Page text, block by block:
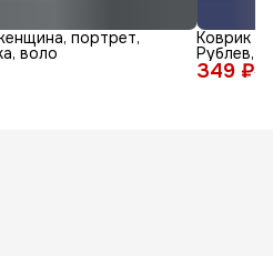
портрет,
воло
349 ₽
Коврик
Рублев,